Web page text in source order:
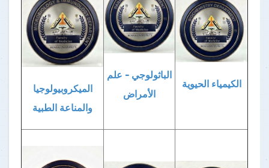
الكيمياء الحيوية
الباثولوجي - علم
الأمراض
الميكروبيولوجيا
والمناعة الطبية